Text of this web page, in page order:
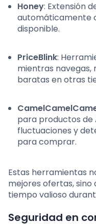
Honey: Extensión
automáticamente
disponible.
PriceBlink:
mientras
baratas en otras
para productos de
fluctuaciones y
para comprar.
Estas herramientas
mejores ofertas,
tiempo valioso
Seguridad en